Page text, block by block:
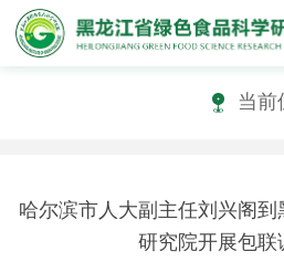
当前
哈尔滨市人大副主任刘兴阁
研究院开展包联